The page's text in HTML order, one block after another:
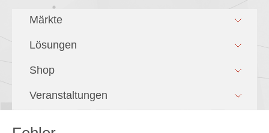
Märkte
Lösungen
Shop
Veranstaltungen